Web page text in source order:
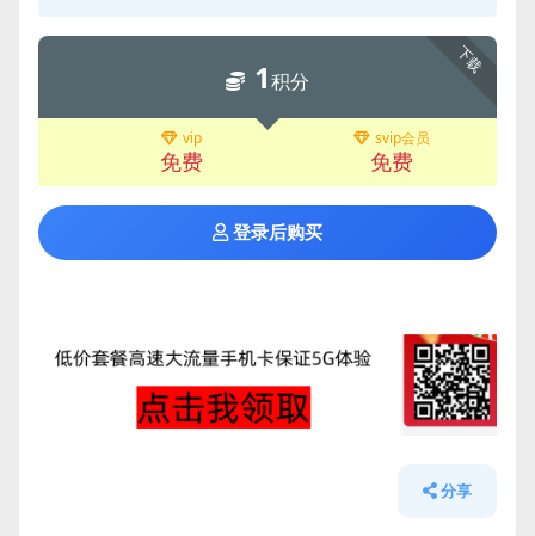
下载
1积分
vip
免费
svip会员
免费
登录后购买
分享